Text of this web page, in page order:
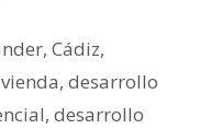
,Cádiz,
, desarrollo
, desarrollo